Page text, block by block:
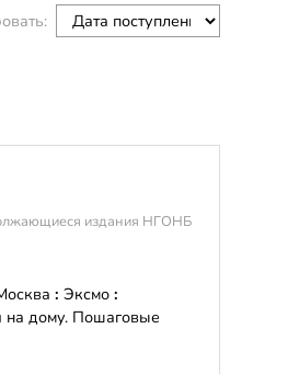
издания НГОНБ
: Эксмо :
на дому. Пошаговые